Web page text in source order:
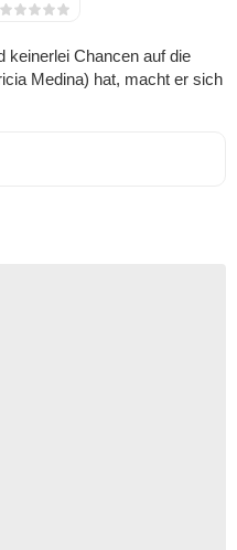
keinerlei Chancen auf die
Medina) hat, macht er sich